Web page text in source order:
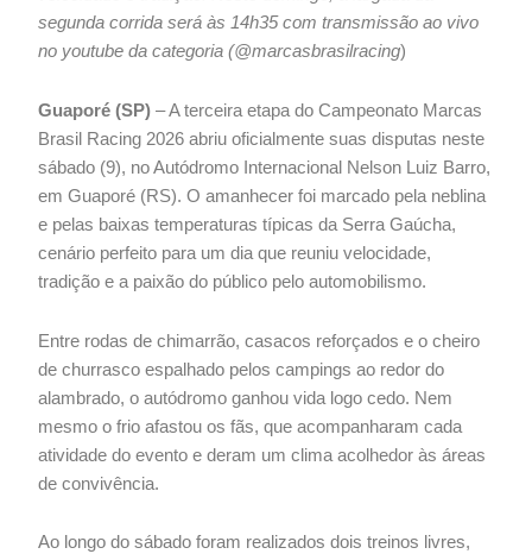
segunda corrida será às 14h35 com transmissão ao vivo
no youtube da categoria (@marcasbrasilracing)
Guaporé (SP) – A terceira etapa do Campeonato Marcas
Brasil Racing 2026 abriu oficialmente suas disputas neste
sábado (9), no Autódromo Internacional Nelson Luiz Barro,
em Guaporé (RS). O amanhecer foi marcado pela neblina
e pelas baixas temperaturas típicas da Serra Gaúcha,
cenário perfeito para um dia que reuniu velocidade,
tradição e a paixão do público pelo automobilismo.
Entre rodas de chimarrão, casacos reforçados e o cheiro
de churrasco espalhado pelos campings ao redor do
alambrado, o autódromo ganhou vida logo cedo. Nem
mesmo o frio afastou os fãs, que acompanharam cada
atividade do evento e deram um clima acolhedor às áreas
de convivência.
Ao longo do sábado foram realizados dois treinos livres,